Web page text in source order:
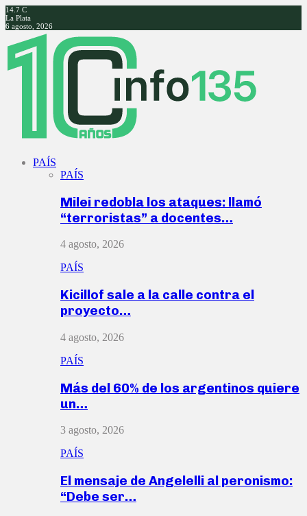
14.7 C
La Plata
6 agosto, 2026
Facebook
Twitter
Instagram
Youtube
PAÍS
PAÍS
Milei redobla los ataques: llamó
“terroristas” a docentes…
4 agosto, 2026
PAÍS
Kicillof sale a la calle contra el
proyecto…
4 agosto, 2026
PAÍS
Más del 60% de los argentinos quiere
un…
3 agosto, 2026
PAÍS
El mensaje de Angelelli al peronismo:
“Debe ser…